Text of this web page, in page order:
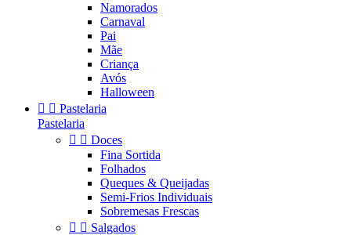
Namorados
Carnaval
Pai
Mãe
Criança
Avós
Halloween
  Pastelaria
Pastelaria
  Doces
Fina Sortida
Folhados
Queques & Queijadas
Semi-Frios Individuais
Sobremesas Frescas
  Salgados